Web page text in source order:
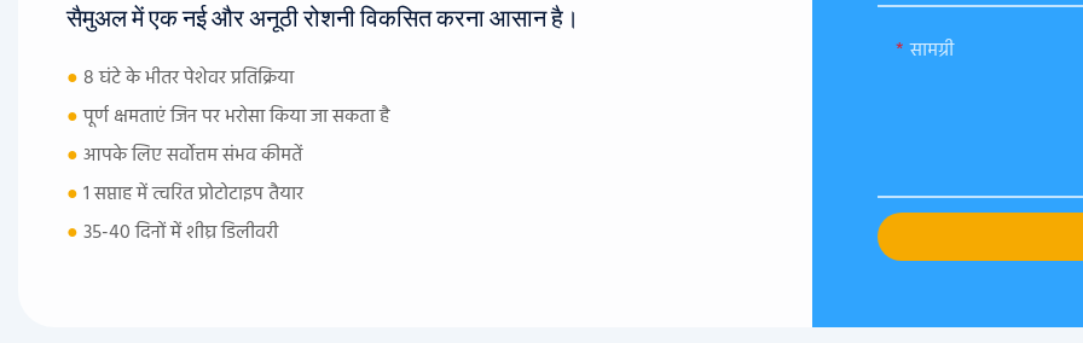
सैमुअल में एक नई और अनूठी रोशनी विकसित करना आसान है।
● 8 घंटे के भीतर पेशेवर प्रतिक्रिया
●पूर्ण क्षमताएं जिन पर भरोसा किया जा सकता है
●आपके लिए सर्वोत्तम संभव कीमतें
●1 सप्ताह में त्वरित प्रोटोटाइप तैयार
●35-40 दिनों में शीघ्र डिलीवरी
सामग्री